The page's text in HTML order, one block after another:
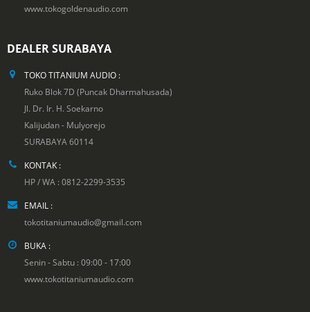
www.tokogoldenaudio.com
DEALER SURABAYA
TOKO TITANIUM AUDIO :
Ruko Blok 7D (Puncak Dharmahusada)
Jl. Dr. Ir. H. Soekarno
Kalijudan - Mulyorejo
SURABAYA 60114
KONTAK :
HP / WA : 0812-2299-3535
EMAIL :
tokotitaniumaudio@gmail.com
BUKA :
Senin - Sabtu : 09:00 - 17:00
www.tokotitaniumaudio.com